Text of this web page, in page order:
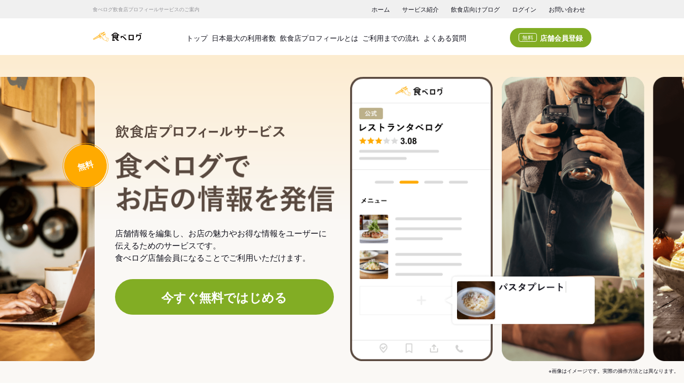
食べログ飲食店プロフィールサービスのご案内 ホーム サービス紹介 飲食店向けブログ ログイン お問い合わせ
食べログ店舗管理画面
トップ 日本最大の利用者数 飲食店プロフィールとは ご利用までの流れ よくある質問 無料 店舗会員登録
飲食店プロフィールサービス
食べログでお店の情報を発信
無料
店舗情報を編集し、お店の魅力やお得な情報をユーザーに
伝えるためのサービスです。
食べログ店舗会員になることでご利用いただけます。
今すぐ無料ではじめる
※画像はイメージです。実際の操作方法とは異なります。